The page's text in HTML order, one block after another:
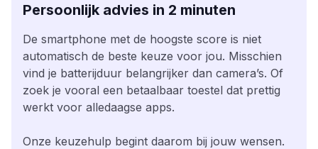
Persoonlijk advies in 2 minuten
De smartphone met de hoogste score is niet
automatisch de beste keuze voor jou. Misschien
vind je batterijduur belangrijker dan camera’s. Of
zoek je vooral een betaalbaar toestel dat prettig
werkt voor alledaagse apps.
Onze keuzehulp begint daarom bij jouw wensen.